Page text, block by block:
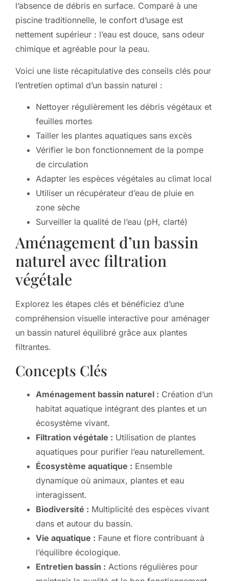
l’absence de débris en surface. Comparé à une
piscine traditionnelle, le confort d’usage est
nettement supérieur : l’eau est douce, sans odeur
chimique et agréable pour la peau.
Voici une liste récapitulative des conseils clés pour
l’entretien optimal d’un bassin naturel :
Nettoyer régulièrement les débris végétaux et
feuilles mortes
Tailler les plantes aquatiques sans excès
Vérifier le bon fonctionnement de la pompe
de circulation
Adapter les espèces végétales au climat local
Utiliser un récupérateur d’eau de pluie en
zone sèche
Surveiller la qualité de l’eau (pH, clarté)
Aménagement d’un bassin
naturel avec filtration
végétale
Explorez les étapes clés et bénéficiez d’une
compréhension visuelle interactive pour aménager
un bassin naturel équilibré grâce aux plantes
filtrantes.
Concepts Clés
Aménagement bassin naturel : Création d’un
habitat aquatique intégrant des plantes et un
écosystème vivant.
Filtration végétale : Utilisation de plantes
aquatiques pour purifier l’eau naturellement.
Écosystème aquatique : Ensemble
dynamique où animaux, plantes et eau
interagissent.
Biodiversité : Multiplicité des espèces vivant
dans et autour du bassin.
Vie aquatique : Faune et flore contribuant à
l’équilibre écologique.
Entretien bassin : Actions régulières pour